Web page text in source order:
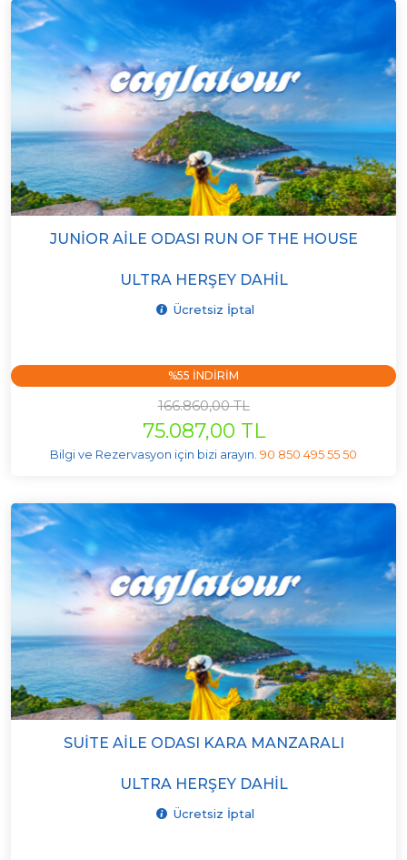
JUNIOR AILE ODASI RUN OF THE HOUSE
ULTRA HERŞEY DAHIL
Ücretsiz İptal
%55 INDIRIM
166.860,00 TL
75.087,00 TL
Bilgi ve Rezervasyon için bizi arayın. 90 850 495 55 50
SUITE AILE ODASI KARA MANZARALI
ULTRA HERŞEY DAHIL
Ücretsiz İptal